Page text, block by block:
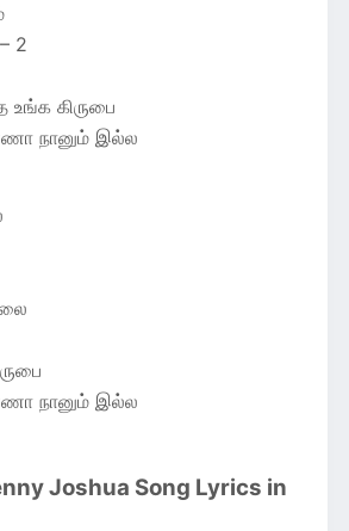
2
கிருபை
நானும் இல்ல
நானும் இல்ல
Joshua Song Lyrics in